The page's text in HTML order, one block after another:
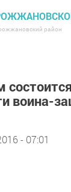
район
воина-
- 07:01